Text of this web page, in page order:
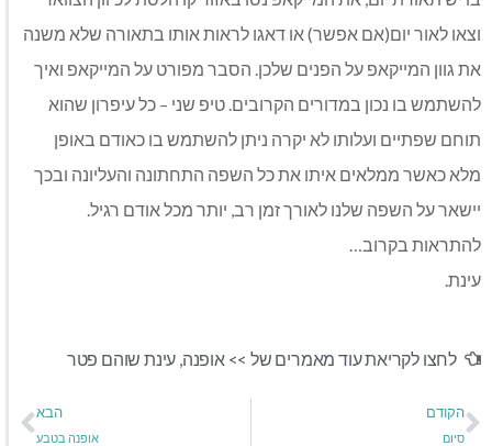
וצאו לאור יום(אם אפשר) או דאגו לראות אותו בתאורה שלא משנה
את גוון המייקאפ על הפנים שלכן. הסבר מפורט על המייקאפ ואיך
להשתמש בו נכון במדורים הקרובים. טיפ שני – כל עיפרון שהוא
תוחם שפתיים ועלותו לא יקרה ניתן להשתמש בו כאודם באופן
מלא כאשר ממלאים איתו את כל השפה התחתונה והעליונה ובכך
יישאר על השפה שלנו לאורך זמן רב, יותר מכל אודם רגיל.
להתראות בקרוב…
עינת.
לחצו לקריאת עוד מאמרים של >> אופנה, עינת שוהם פטר
הקודם
סיום
הבא
אופנה בטבע